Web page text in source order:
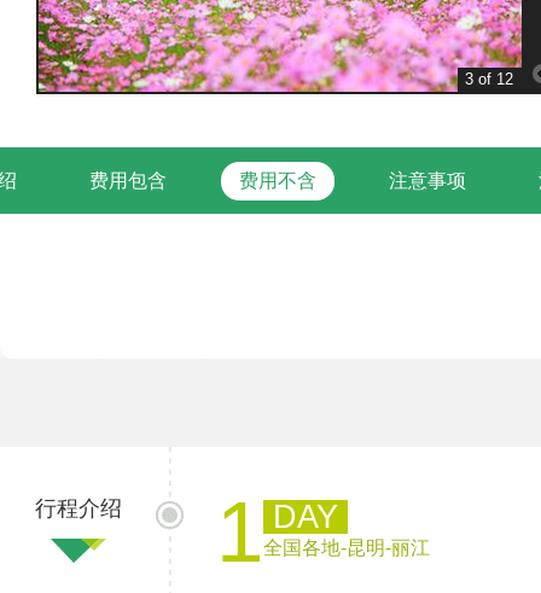
3 of 12
费用包含 费用不含 注意事项
行程介绍 1 DAY
全国各地-昆明-丽江